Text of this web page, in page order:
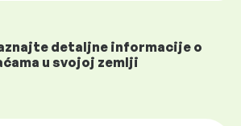
detaljne informacije o
u svojoj zemlji